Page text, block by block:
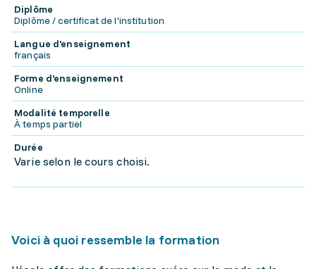
Diplôme
Diplôme / certificat de l'institution
Langue d'enseignement
français
Forme d'enseignement
Online
Modalité temporelle
À temps partiel
Durée
Varie selon le cours choisi.
Voici à quoi ressemble la formation